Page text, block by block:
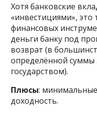
Хотя банковские
«инвестициями»,
финансовых
деньги банку под
возврат (в
определённой суммы
государством).
Плюсы: минимальные
доходность.